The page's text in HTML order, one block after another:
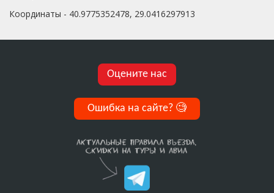
Координаты - 40.9775352478, 29.0416297913
Оцените нас
Ошибка на сайте? 🧐